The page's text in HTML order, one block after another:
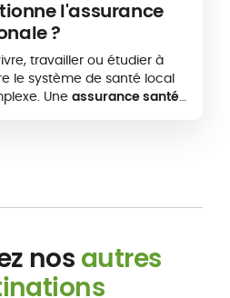
Elle dépend
destination, de la zone
et des conditions
l'assurance
?
travailler ou étudier à
le système de santé local
Une assurance santé
nos autres